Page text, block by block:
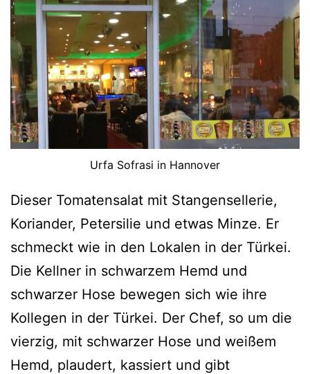
Urfa Sofrasi in Hannover
Dieser Tomatensalat mit Stangensellerie,
Koriander, Petersilie und etwas Minze. Er
schmeckt wie in den Lokalen in der Türkei.
Die Kellner in schwarzem Hemd und
schwarzer Hose bewegen sich wie ihre
Kollegen in der Türkei. Der Chef, so um die
vierzig, mit schwarzer Hose und weißem
Hemd, plaudert, kassiert und gibt